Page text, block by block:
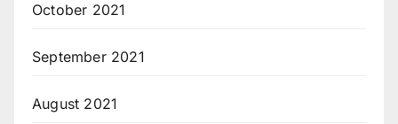
October 2021
September 2021
August 2021